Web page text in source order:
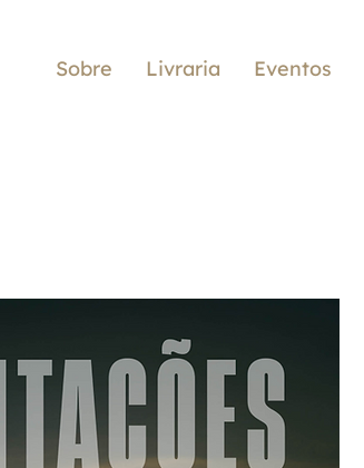
Sobre Livraria Eventos